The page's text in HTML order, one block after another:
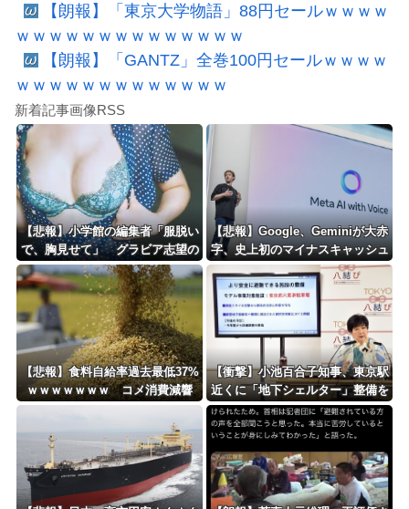
【朗報】「東京大学物語」88円セールｗｗｗｗ
ｗｗｗｗｗｗｗｗｗｗｗｗｗｗ
【朗報】「GANTZ」全巻100円セールｗｗｗｗ
ｗｗｗｗｗｗｗｗｗｗｗｗｗ
新着記事画像RSS
【悲報】小学館の編集者「服脱い
で、胸見せて」 グラビア志望の
女性に迫った過激要求
【悲報】Google、Geminiが大赤
字、史上初のマイナスキャッシュ
フローに陥る・・・
【悲報】食料自給率過去最低37%
ｗｗｗｗｗｗｗ コメ消費減響
く・・・
【衝撃】小池百合子知事、東京駅
近くに「地下シェルター」整備を
正式表明ｗｗｗｗｗｗｗｗｗ